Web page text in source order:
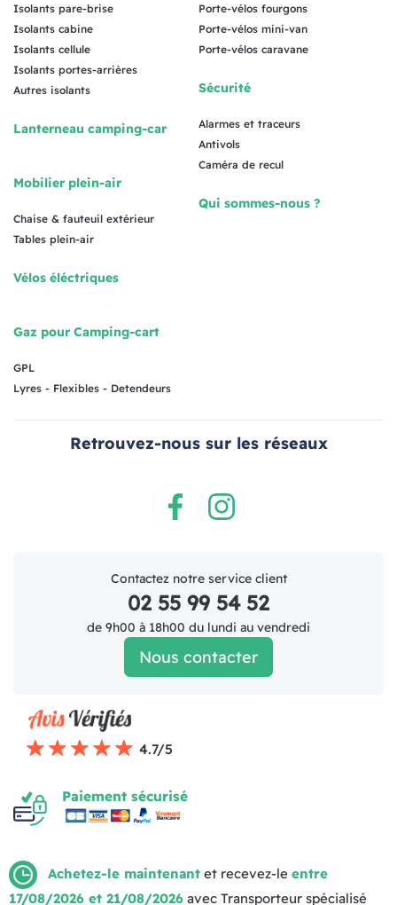
Achetez-le maintenant et recevez-le entre
17/08/2026 et 21/08/2026 avec Transporteur spécialisé
Isolants pare-brise
Isolants cabine
Isolants cellule
Isolants portes-arrières
Autres isolants
Lanterneau camping-car
Mobilier plein-air
Chaise & fauteuil extérieur
Tables plein-air
Vélos éléctriques
Gaz pour Camping-cart
GPL
Lyres - Flexibles - Detendeurs
Porte-vélos fourgons
Porte-vélos mini-van
Porte-vélos caravane
Sécurité
Alarmes et traceurs
Antivols
Caméra de recul
Qui sommes-nous ?
Retrouvez-nous sur les réseaux
Contactez notre service client
02 55 99 54 52
de 9h00 à 18h00 du lundi au vendredi
Nous contacter
4.7/5
Paiement sécurisé
Mentions légales Politique de livraison CGV (1)